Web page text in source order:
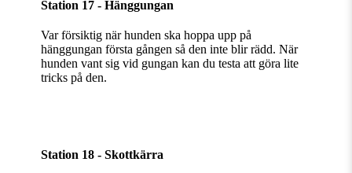
Station 17 - Hänggungan
Var försiktig när hunden ska hoppa upp på
hänggungan första gången så den inte blir rädd. När
hunden vant sig vid gungan kan du testa att göra lite
tricks på den.
Station 18 - Skottkärra